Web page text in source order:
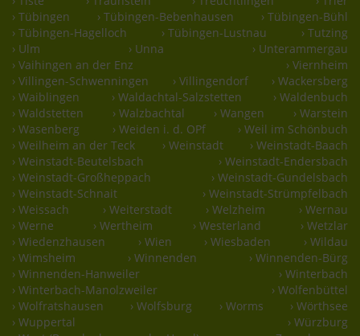
› Tübingen
› Tübingen-Bebenhausen
› Tübingen-Bühl
› Tübingen-Hagelloch
› Tübingen-Lustnau
› Tutzing
› Ulm
› Unna
› Unterammergau
› Vaihingen an der Enz
› Viernheim
› Villingen-Schwenningen
› Villingendorf
› Wackersberg
› Waiblingen
› Waldachtal-Salzstetten
› Waldenbuch
› Waldstetten
› Walzbachtal › Wangen
› Warstein
› Wasenberg
› Weiden i. d. OPf
› Weil im Schönbuch
› Weilheim an der Teck
› Weinstadt
› Weinstadt-Baach
› Weinstadt-Beutelsbach
› Weinstadt-Endersbach
› Weinstadt-Großheppach
› Weinstadt-Gundelsbach
› Weinstadt-Schnait
› Weinstadt-Strümpfelbach
› Weissach
› Weiterstadt › Welzheim
› Wernau
› Werne
› Wertheim › Westerland
› Wetzlar
› Wiedenzhausen
› Wien › Wiesbaden
› Wildau
› Wimsheim
› Winnenden
› Winnenden-Bürg
› Winnenden-Hanweiler
› Winterbach
› Winterbach-Manolzweiler
› Wolfenbüttel
› Wolfratshausen
› Wolfsburg › Worms
› Wörthsee
› Wuppertal
› Würzburg